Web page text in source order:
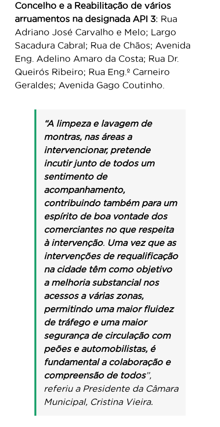
Concelho e a Reabilitação de vários
arruamentos na designada API 3: Rua
Adriano José Carvalho e Melo; Largo
Sacadura Cabral; Rua de Chãos; Avenida
Eng. Adelino Amaro da Costa; Rua Dr.
Queirós Ribeiro; Rua Eng.º Carneiro
Geraldes; Avenida Gago Coutinho.
“A limpeza e lavagem de
montras, nas áreas a
intervencionar, pretende
incutir junto de todos um
sentimento de
acompanhamento,
contribuindo também para um
espírito de boa vontade dos
comerciantes no que respeita
à intervenção. Uma vez que as
intervenções de requalificação
na cidade têm como objetivo
a melhoria substancial nos
acessos a várias zonas,
permitindo uma maior fluidez
de tráfego e uma maior
segurança de circulação com
peões e automobilistas, é
fundamental a colaboração e
compreensão de todos”,
referiu a Presidente da Câmara
Municipal, Cristina Vieira.